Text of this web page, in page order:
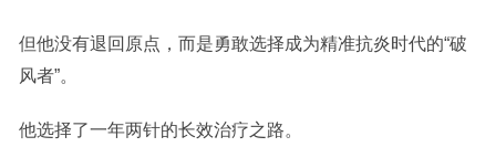
但他没有退回原点，而是勇敢选择成为精准抗炎时代的“破
风者”。
他选择了一年两针的长效治疗之路。